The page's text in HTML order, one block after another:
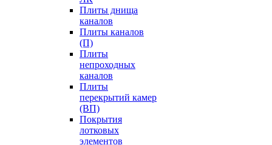
Плиты днища
каналов
Плиты каналов
(П)
Плиты
непроходных
каналов
Плиты
перекрытий камер
(ВП)
Покрытия
лотковых
элементов